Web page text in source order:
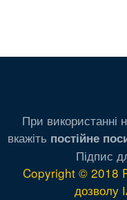
При використанні
вкажіть постійне
Підпис
Copyright © 2018
дозволу